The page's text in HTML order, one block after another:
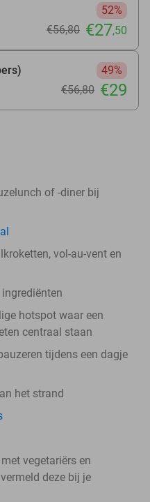
52%
€56,80 €27,50
49%
€56,80 €29
of -diner bij
vol-au-vent en
hotspot waar een
centraal staan
tijdens een dagje
het strand
vegetariërs en
deze bij je